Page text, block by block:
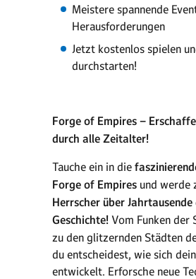
Meistere spannende
Herausforderungen
Jetzt kostenlos spielen
durchstarten!
Forge of Empires –
durch alle Zeitalter!
Tauche ein in die
Forge of Empires und werde
Herrscher über Jahrtausende
Geschichte! Vom Funken der
zu den glitzernden Städten
du entscheidest, wie sich
entwickelt. Erforsche neue